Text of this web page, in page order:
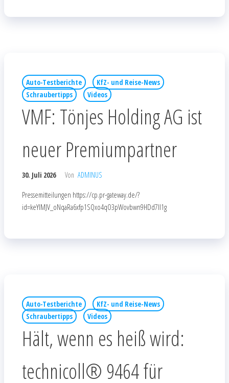
Auto-Testberichte
KfZ- und Reise-News
Schraubertipps
Videos
VMF: Tönjes Holding AG ist
neuer Premiumpartner
30. Juli 2026 Von ADMINUS
Pressemitteilungen https://cp.pr-gateway.de/?
id=keYlMJV_oNqaRa6xfp1SQxo4qO3pWovbwn9HDd7Il1g
Auto-Testberichte
KfZ- und Reise-News
Schraubertipps
Videos
Hält, wenn es heiß wird:
technicoll® 9464 für